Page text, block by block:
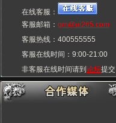
在线客服：
客服邮箱： gm@ui265.com
客服热线：400555555
客服在线时间：9:00-21:00
非客服在线时间请到 论坛提交
玩家交流群：55555555